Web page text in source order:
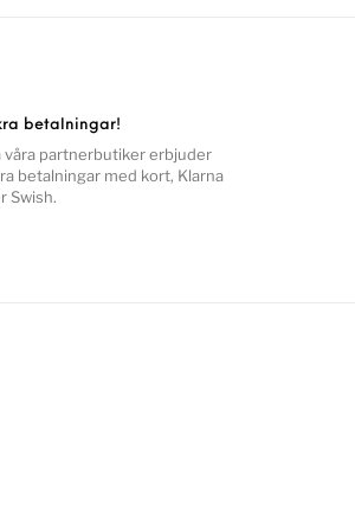
betalningar!
våra partnerbutiker erbjuder
betalningar med kort, Klarna
Swish.